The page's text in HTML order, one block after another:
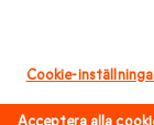
Cookie-